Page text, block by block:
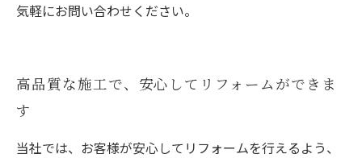
気軽にお問い合わせください。
高品質な施工で、安心してリフォームができま
す
当社では、お客様が安心してリフォームを行えるよう、